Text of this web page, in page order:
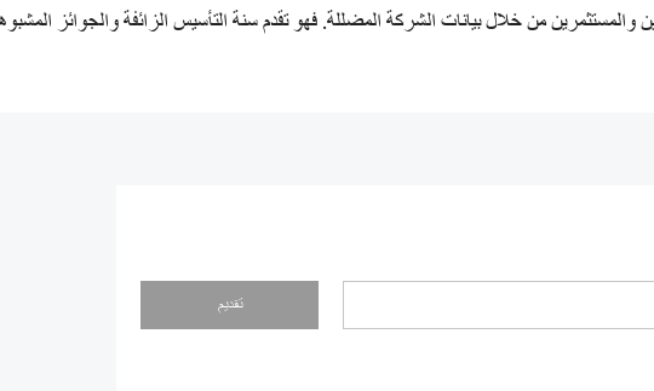
تقديم